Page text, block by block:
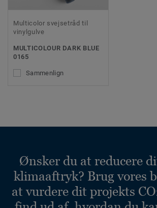
Multicolor svejsetråd til
vinylgulve
MULTICOLOUR DARK BLUE
0165
Sammenlign
Ønsker du at reducere
klimaaftryk? Brug vores
at vurdere dit projekts